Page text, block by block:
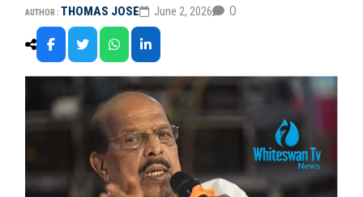
AUTHOR : THOMAS JOSE June 2, 2026 0